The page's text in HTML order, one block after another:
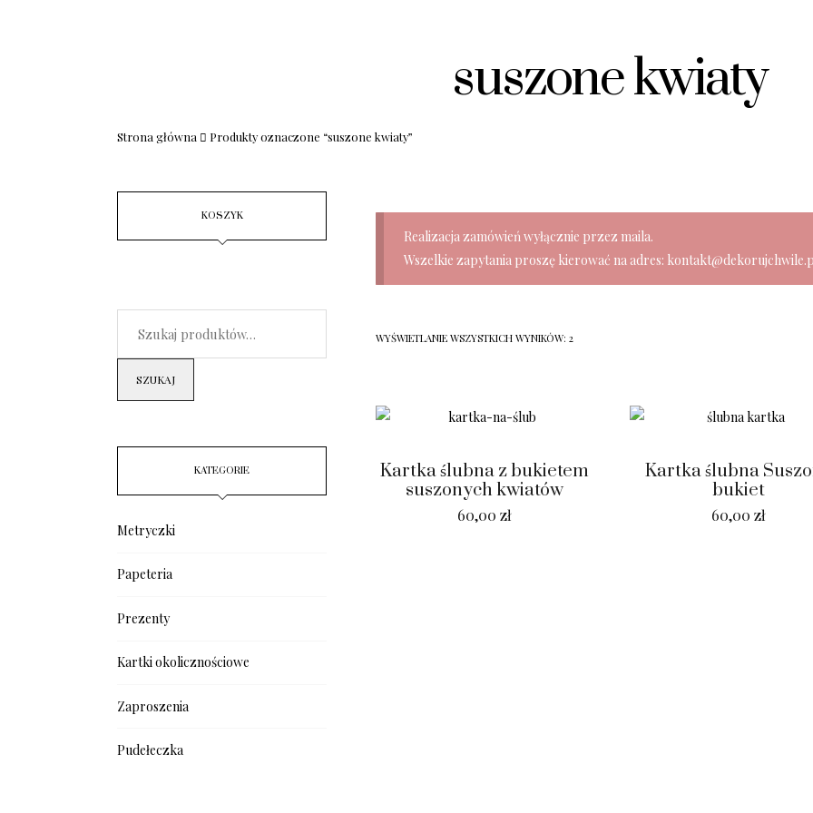
suszone kwiaty
Strona główna Produkty oznaczone “suszone kwiaty”
Realizacja zamówień wyłącznie przez maila.
Wszelkie zapytania proszę kierować na adres:
WYŚWIETLANIE WSZYSTKICH WYNIKÓW: 2
Kartka ślubna z bukietem
suszonych kwiatów
60,00zł
Kartka ślubna
bukiet
60,00zł
KOSZYK
SZUKAJ
KATEGORIE
Metryczki
Papeteria
Prezenty
Kartki okolicznościowe
Zaproszenia
Pudełeczka